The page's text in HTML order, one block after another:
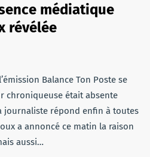
médiatique
révélée
Balance Ton Poste se
chroniqueuse était absente
journaliste répond enfin à toutes
a annoncé ce matin la raison
aussi…